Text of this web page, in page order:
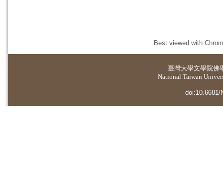
Best viewed with
臺灣大學文學院佛
National Taiwan
doi:10.6681/